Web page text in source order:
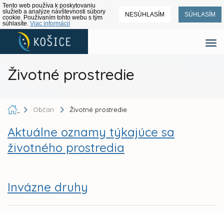
Tento web používa k poskytovaniu
služieb a analýze návštevnosti súbory
cookie. Používaním tohto webu s tým
súhlasíte. Viac informácií
NESÚHLASÍM SÚHLASÍM
Životné prostredie
Občan Životné prostredie
Aktuálne oznamy týkajúce sa
životného prostredia
Invázne druhy